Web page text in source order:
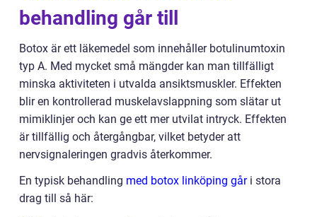
behandling går till
Botox är ett läkemedel som innehåller botulinumtoxin
typ A. Med mycket små mängder kan man tillfälligt
minska aktiviteten i utvalda ansiktsmuskler. Effekten
blir en kontrollerad muskelavslappning som slätar ut
mimiklinjer och kan ge ett mer utvilat intryck. Effekten
är tillfällig och återgångbar, vilket betyder att
nervsignaleringen gradvis återkommer.
En typisk behandling med botox linköping gåri stora
drag till så här: